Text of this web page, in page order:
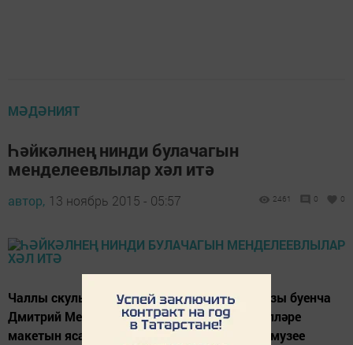
МӘДӘНИЯТ
Һәйкәлнең нинди булачагын
менделеевлылар хәл итә
автор, 13 ноябрь 2015 - 05:57 2461 0 0
Чаллы скульпторлары муниципалитет заказы буенча
Дмитрий Менделеев һәм Пётр Ушков һәйкәлләре
макетын ясады. Һәйкәл туган якны өйрәнү музее